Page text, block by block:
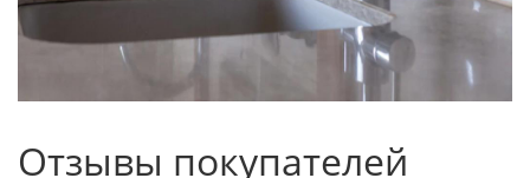
Отзывы покупателей